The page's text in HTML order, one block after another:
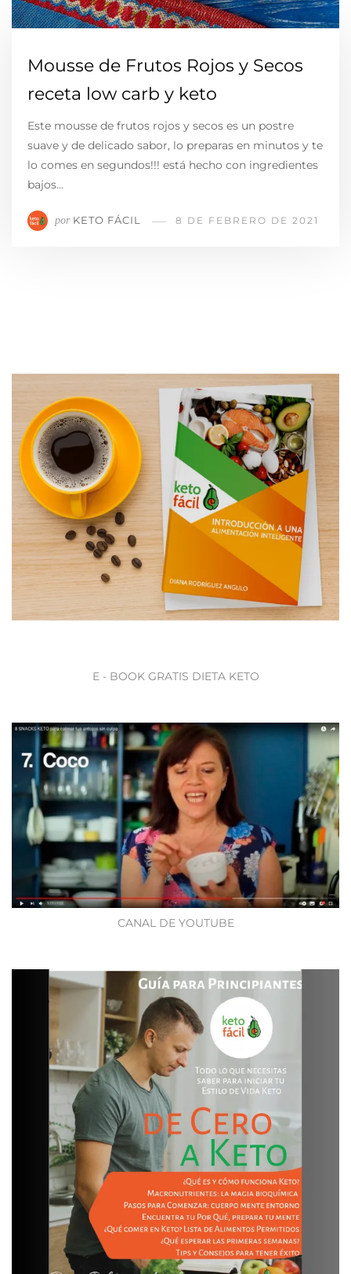
Mousse de Frutos Rojos y Secos
receta low carb y keto
Este mousse de frutos rojos y secos es un postre
suave y de delicado sabor, lo preparas en minutos y te
lo comes en segundos!!! está hecho con ingredientes
bajos…
por KETO FÁCIL 8 DE FEBRERO DE 2021
E - BOOK GRATIS DIETA KETO
CANAL DE YOUTUBE